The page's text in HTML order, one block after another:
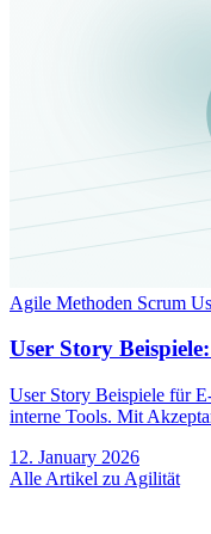
Agile Methoden Scrum
User Story
User Story Beispiele für
interne Tools. Mit
12. January 2026
Alle Artikel zu Agilität